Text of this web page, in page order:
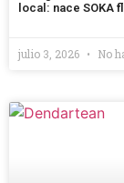
local: nace SOKA
julio 3, 2026 No